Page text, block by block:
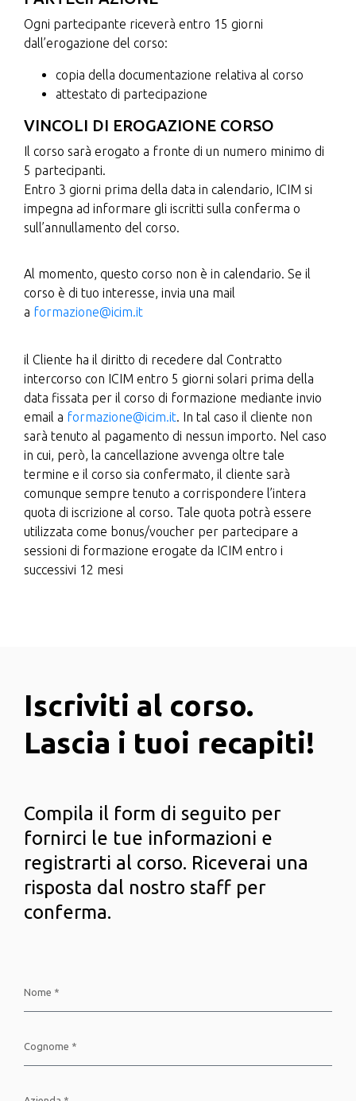
Ogni partecipante riceverà entro 15 giorni
dall’erogazione del corso:
copia della documentazione relativa al corso
attestato di partecipazione
VINCOLI DI EROGAZIONE CORSO
Il corso sarà erogato a fronte di un numero minimo di
5 partecipanti.
Entro 3 giorni prima della data in calendario, ICIM si
impegna ad informare gli iscritti sulla conferma o
sull’annullamento del corso.
Al momento, questo corso non è in calendario. Se il
corso è di tuo interesse, invia una mail
a formazione@icim.it
il Cliente ha il diritto di recedere dal Contratto
intercorso con ICIM entro 5 giorni solari prima della
data fissata per il corso di formazione mediante invio
email a formazione@icim.it . In tal caso il cliente non
sarà tenuto al pagamento di nessun importo. Nel caso
in cui, però, la cancellazione avvenga oltre tale
termine e il corso sia confermato, il cliente sarà
comunque sempre tenuto a corrispondere l’intera
quota di iscrizione al corso. Tale quota potrà essere
utilizzata come bonus/voucher per partecipare a
sessioni di formazione erogate da ICIM entro i
successivi 12 mesi
Iscriviti al corso.
Lascia i tuoi recapiti!
Compila il form di seguito per
fornirci le tue informazioni e
registrarti al corso. Riceverai una
risposta dal nostro staff per
conferma.